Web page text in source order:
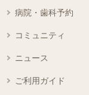
病院・歯科予約
コミュニティ
ニュース
ご利用ガイド